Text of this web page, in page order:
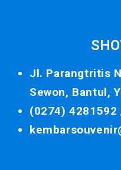
Jl. Parangtritis
Sewon, Bantul,
(0274) 4281592